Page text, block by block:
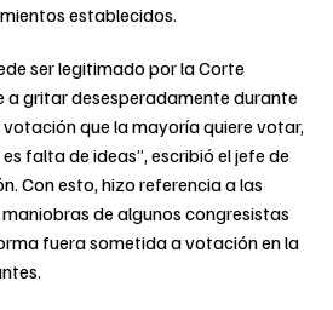
establecidos.
ser legitimado por la Corte
a gritar desesperadamente durante
que la mayoría quiere votar,
falta de ideas”, escribió el jefe de
Con esto, hizo referencia a las
de algunos congresistas
fuera sometida a votación en la